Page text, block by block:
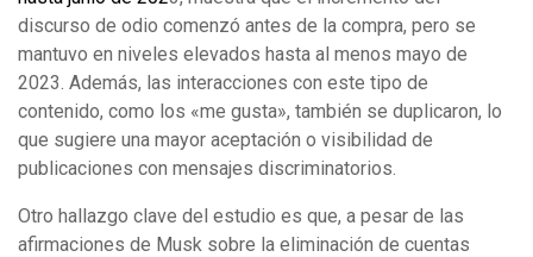
discurso de odio comenzó antes de la compra, pero se
mantuvo en niveles elevados hasta al menos mayo de
2023. Además, las interacciones con este tipo de
contenido, como los «me gusta», también se duplicaron, lo
que sugiere una mayor aceptación o visibilidad de
publicaciones con mensajes discriminatorios.
Otro hallazgo clave del estudio es que, a pesar de las
afirmaciones de Musk sobre la eliminación de cuentas